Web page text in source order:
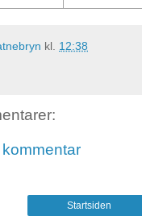
kl. 12:38
Startsiden